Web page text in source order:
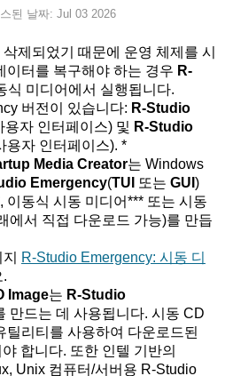
된 날짜: Jul 03 2026
제되었기 때문에 운영 체제를 시
이터를 복구해야 하는 경우 R-
식 미디어에서 실행됩니다.
버전이 있습니다: R-Studio
용자 인터페이스) 및 R-Studio
용자 인터페이스). *
Media Creator는 Windows
Emergency(TUI 또는 GUI )
이동식 시동 미디어*** 또는 시동
에서 직접 다운로드 가능)를 만듭
R-Studio Emergency: 시동 디
.
Image는 R-Studio
만드는 데 사용됩니다. 시동 CD
틸리티를 사용하여 다운로드된
합니다. 또한 인텔 기반의
Unix 컴퓨터/서버용 R-Studio